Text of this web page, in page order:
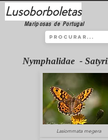
Lusoborboletas
Mariposas de Portugal
Nymphalidae -
Lasiommata megera